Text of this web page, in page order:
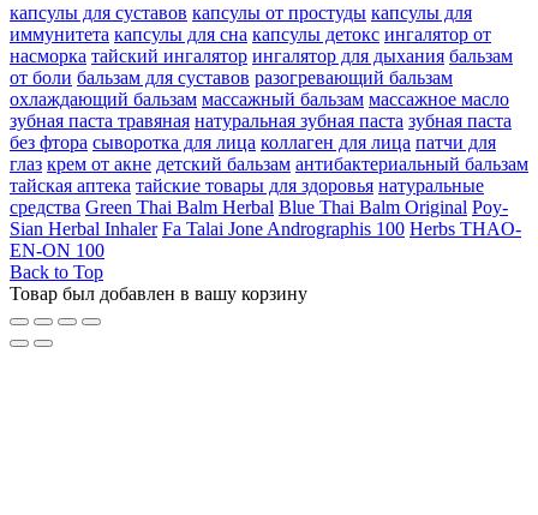
капсулы для суставов капсулы от простуды капсулы для
иммунитета капсулы для сна капсулы детокс ингалятор от
насморка тайский ингалятор ингалятор для дыхания бальзам
от боли бальзам для суставов разогревающий бальзам
охлаждающий бальзам массажный бальзам массажное масло
зубная паста травяная натуральная зубная паста зубная паста
без фтора сыворотка для лица коллаген для лица патчи для
глаз крем от акне детский бальзам антибактериальный бальзам
тайская аптека тайские товары для здоровья натуральные
средства Green Thai Balm Herbal Blue Thai Balm Original Poy-
Sian Herbal Inhaler Fa Talai Jone Andrographis 100 Herbs THAO-
EN-ON 100
Back to Top
Товар был добавлен в вашу корзину